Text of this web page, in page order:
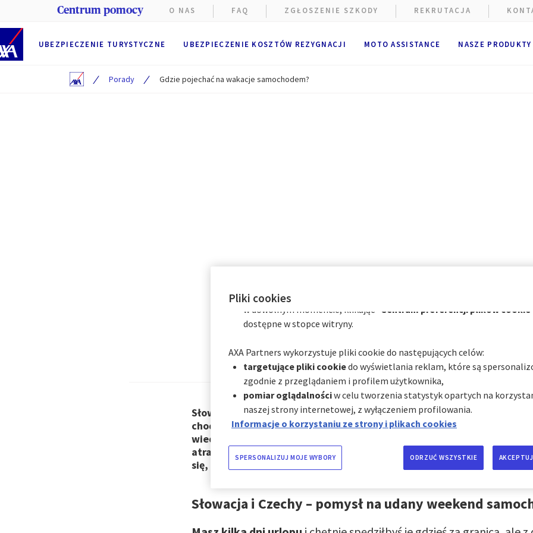
UBEZPIECZENIE TURYSTYCZNE UBEZPIECZENIE KOSZTÓW REZYGNACJI MOTO ASSISTANCE NASZE PRODUKTY
Centrum pomocy O NAS FAQ ZGŁOSZENIE SZKODY REKRUTACJA
/ Porady / Gdzie pojechać na wakacje samochodem?
Gdzie pojechać na
samochodem?
Słowacja, Czechy, Chorwacja, Norwegia, Słowenia – wakacje
chodzi o Europę, mogą dostarczyć Ci wielu niezapomnianych wrażeń.
wiedzieć, gdzie wybrać się z rodziną, aby zobaczyć przepiękne zabytki,
atrakcje przyrodnicze czy poszusować na nartach. Przeczytaj nasz
się, do jakich krajów warto się udać.
Słowacja i Czechy – pomysł na udany weekend
Pliki cookies
cookie w zależności od ich kategorii za pośrednictwem Centrum
natychmiast, klikając "
w dowolnym momencie, klikając " Centrum preferencji plików cookie
dostępne w stopce witryny.
AXA Partners wykorzystuje pliki cookie do następujących celów:
targetujące pliki cookiedo wyświetlania reklam, które są
zgodnie z przeglądaniem i profilem użytkownika,
pomiar oglądalnościw celu tworzenia statystyk opartych na
naszej strony internetowej, z wyłączeniem profilowania.
Informacje o korzystaniu ze strony i plikach cookies
SPERSONALIZUJ MOJE WYBORY ODRZUĆ WSZYSTKIE